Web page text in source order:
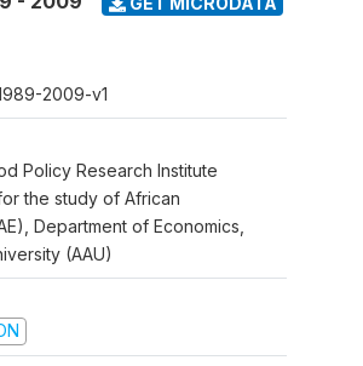
2009-v1
Policy Research Institute
the study of African
Department of Economics,
(AAU)